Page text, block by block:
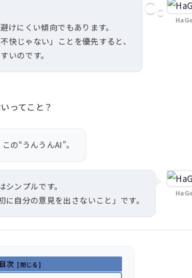
けにくい傾向でもあります。
快じゃない」ことを優先すると、
いのです。
ってこと？
の“うんうんAI”。
シンプルです。
に自分の意見を出さないこと」です。
目次